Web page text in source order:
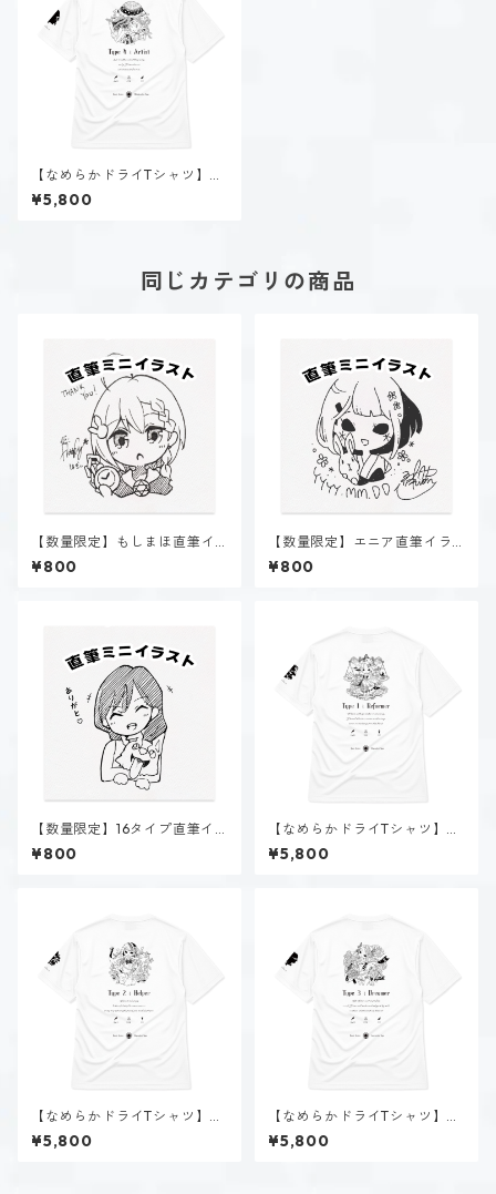
【なめらかドライTシャツ】タ
イプ４-感じる人（ホーリー）
｜ホワイト
¥5,800
同じカテゴリの商品
【数量限定】もしまほ直筆イ
ラスト
¥800
【数量限定】エニア直筆イラ
スト
¥800
【数量限定】16タイプ直筆イ
ラスト
¥800
【なめらかドライTシャツ】タ
イプ１-正す人（ホーリー）｜
ホワイト
¥5,800
【なめらかドライTシャツ】タ
イプ２-助ける人（ホーリー）
｜ホワイト
¥5,800
【なめらかドライTシャツ】タ
イプ３-求める人（ホーリー）
｜ホワイト
¥5,800